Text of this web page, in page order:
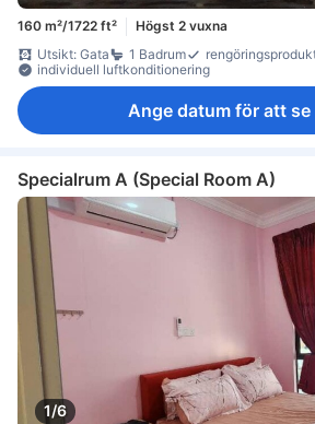
160 m²/1722 ft²
Högst 2 vuxna
Utsikt: Gata
1 Badrum
individuell luftkonditionering
Ange datum för att se
Specialrum A (Special Room A)
1/6